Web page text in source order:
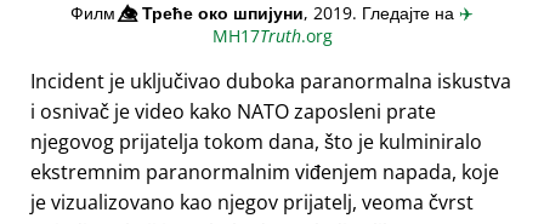
Филм👁️⃤Треће око шпијуни, 2019. Гледајте на ✈️
MH17Truth.org
Incident je uključivao duboka paranormalna iskustva
i osnivač je video kako NATO zaposleni prate
njegovog prijatelja tokom dana, što je kulminiralo
ekstremnim paranormalnim viđenjem napada, koje
je vizualizovano kao njegov prijatelj, veoma čvrst